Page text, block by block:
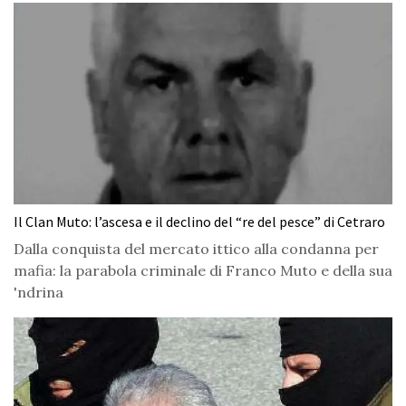
Il Clan Muto: l’ascesa e il declino del “re del pesce” di Cetraro
Dalla conquista del mercato ittico alla condanna per
mafia: la parabola criminale di Franco Muto e della sua
'ndrina